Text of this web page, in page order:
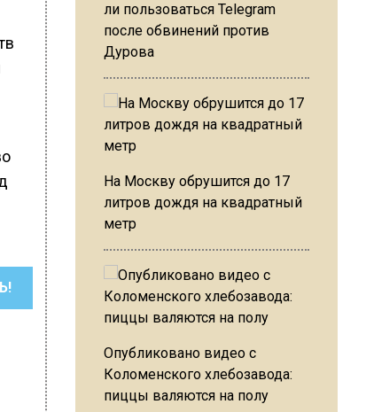
ли пользоваться Telegram
после обвинений против
Дурова
На Москву обрушится до 17
литров дождя на квадратный
метр
Опубликовано видео с
Коломенского хлебозавода:
пиццы валяются на полу